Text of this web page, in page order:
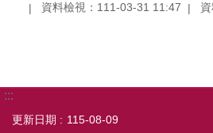
資料檢視：111-03-31 11:47
:::
更新日期
115-08-09